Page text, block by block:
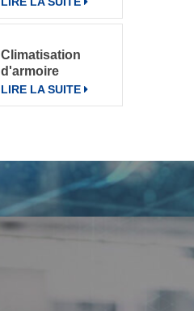
télécommunication
Climatisation
d'armoire
électrique de
communication
LIRE LA SUITE